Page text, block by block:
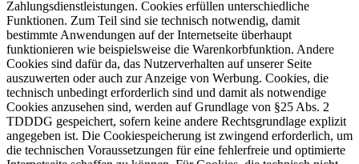
Zahlungsdienstleistungen. Cookies erfüllen unterschiedliche
Funktionen. Zum Teil sind sie technisch notwendig, damit
bestimmte Anwendungen auf der Internetseite überhaupt
funktionieren wie beispielsweise die Warenkorbfunktion. Andere
Cookies sind dafür da, das Nutzerverhalten auf unserer Seite
auszuwerten oder auch zur Anzeige von Werbung. Cookies, die
technisch unbedingt erforderlich sind und damit als notwendige
Cookies anzusehen sind, werden auf Grundlage von §25 Abs. 2
TDDDG gespeichert, sofern keine andere Rechtsgrundlage explizit
angegeben ist. Die Cookiespeicherung ist zwingend erforderlich, um
die technischen Voraussetzungen für eine fehlerfreie und optimierte